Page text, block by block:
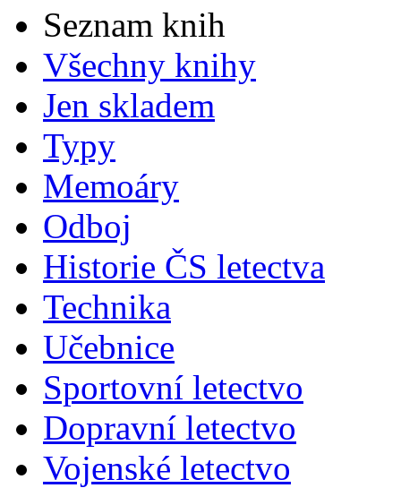
Seznam knih
Všechny knihy
Jen skladem
Typy
Memoáry
Odboj
Historie ČS letectva
Technika
Učebnice
Sportovní letectvo
Dopravní letectvo
Vojenské letectvo